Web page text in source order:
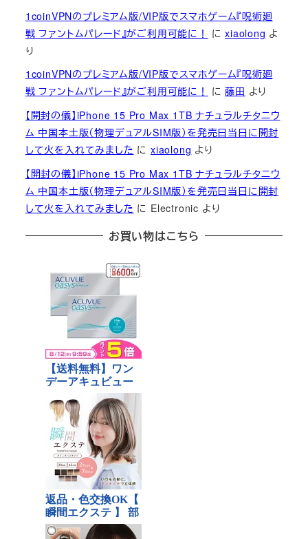
1coinVPNのプレミアム版/VIP版でスマホゲーム『呪術廻
戦 ファントムパレード』がご利用可能に！
にxiaolong よ
り
1coinVPNのプレミアム版/VIP版でスマホゲーム『呪術廻
戦 ファントムパレード』がご利用可能に！
に藤田 より
【開封の儀】iPhone 15 Pro Max 1TB ナチュラルチタニウ
ム 中国本土版（物理デュアルSIM版）を発売日当日に開封
して火を入れてみました にxiaolong より
【開封の儀】iPhone 15 Pro Max 1TB ナチュラルチタニウ
ム 中国本土版（物理デュアルSIM版）を発売日当日に開封
して火を入れてみました に Electronic より
お買い物はこちら